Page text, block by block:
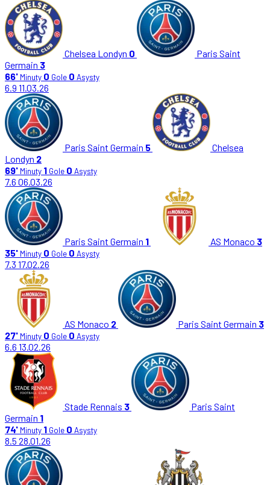
Chelsea Londyn 0
Paris Saint
Germain 3
66' Minuty 0 Gole 0 Asysty
6.9 11.03.26
Paris Saint Germain 5
Chelsea
Londyn 2
69' Minuty 1 Gole 0 Asysty
7.6 06.03.26
Paris Saint Germain 1 AS Monaco 3
35' Minuty 0 Gole 0 Asysty
7.3 17.02.26
AS Monaco 2 Paris Saint Germain 3
27' Minuty 0 Gole 0 Asysty
6.6 13.02.26
Stade Rennais 3
Paris Saint
Germain 1
74' Minuty 1 Gole 0 Asysty
8.5 28.01.26